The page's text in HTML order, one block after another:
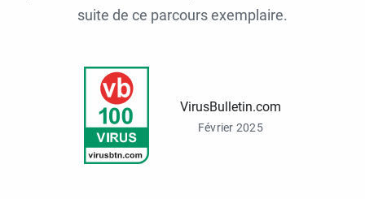
suite de ce parcours exemplaire.
VirusBulletin.com
Février 2025